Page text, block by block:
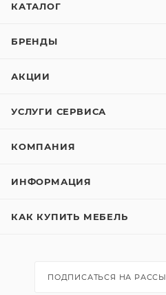
КАТАЛОГ
БРЕНДЫ
АКЦИИ
УСЛУГИ СЕРВИСА
КОМПАНИЯ
ИНФОРМАЦИЯ
КАК КУПИТЬ МЕБЕЛЬ
ПОДПИСАТЬСЯ НА